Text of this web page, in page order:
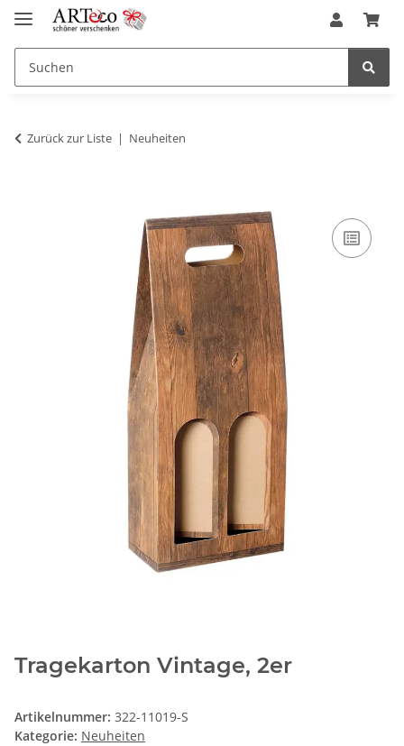
Zurück zur Liste Neuheiten
Tragekarton Vintage, 2er
Artikelnummer: 322-11019-S
Kategorie: Neuheiten